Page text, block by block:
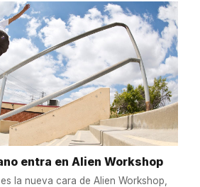
entra en Alien Workshop
la nueva cara de Alien Workshop,